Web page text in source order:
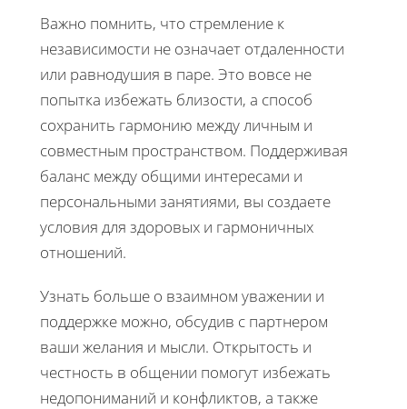
Важно помнить, что стремление к
независимости не означает отдаленности
или равнодушия в паре. Это вовсе не
попытка избежать близости, а способ
сохранить гармонию между личным и
совместным пространством. Поддерживая
баланс между общими интересами и
персональными занятиями, вы создаете
условия для здоровых и гармоничных
отношений.
Узнать больше о взаимном уважении и
поддержке можно, обсудив с партнером
ваши желания и мысли. Открытость и
честность в общении помогут избежать
недопониманий и конфликтов, а также